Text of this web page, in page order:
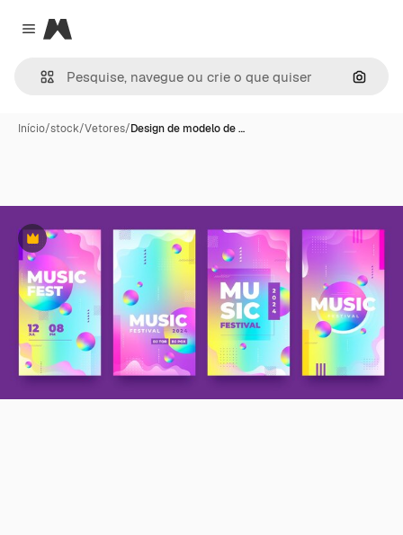
Close menu
Magnific
Início/stock/Vetores/Design de modelo de …
Premium